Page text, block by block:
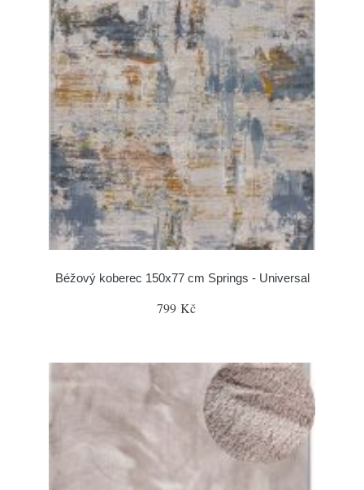
Béžový koberec 150x77 cm Springs - Universal
799 Kč